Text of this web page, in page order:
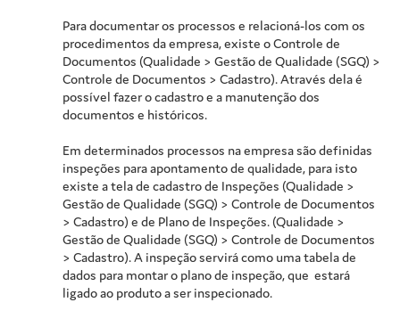
Para documentar os processos e relacioná-los com os
procedimentos da empresa, existe o Controle de
Documentos (Qualidade > Gestão de Qualidade (SGQ) >
Controle de Documentos > Cadastro). Através dela é
possível fazer o cadastro e a manutenção dos
documentos e históricos.
Em determinados processos na empresa são definidas
inspeções para apontamento de qualidade, para isto
existe a tela de cadastro de Inspeções (Qualidade >
Gestão de Qualidade (SGQ) > Controle de Documentos
> Cadastro) e de Plano de Inspeções. (Qualidade >
Gestão de Qualidade (SGQ) > Controle de Documentos
> Cadastro). A inspeção servirá como uma tabela de
dados para montar o plano de inspeção, que estará
ligado ao produto a ser inspecionado.